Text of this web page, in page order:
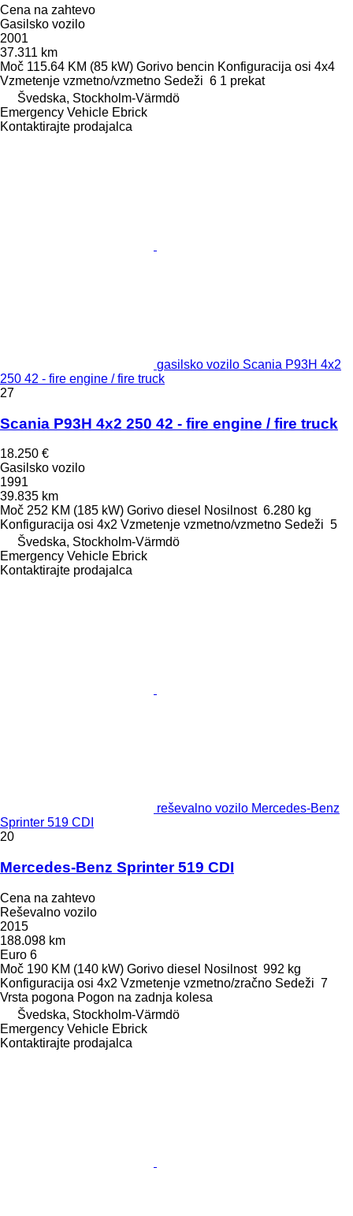
Cena na zahtevo
Gasilsko vozilo
2001
37.311 km
Moč 115.64 KM (85 kW) Gorivo bencin Konfiguracija osi 4x4
Vzmetenje vzmetno/vzmetno Sedeži 6 1 prekat
Švedska, Stockholm-Värmdö
Emergency Vehicle Ebrick
Kontaktirajte prodajalca
gasilsko vozilo Scania P93H 4x2
250 42 - fire engine / fire truck
27
Scania P93H 4x2 250 42 - fire engine / fire truck
18.250 €
Gasilsko vozilo
1991
39.835 km
Moč 252 KM (185 kW) Gorivo diesel Nosilnost 6.280 kg
Konfiguracija osi 4x2 Vzmetenje vzmetno/vzmetno Sedeži 5
Švedska, Stockholm-Värmdö
Emergency Vehicle Ebrick
Kontaktirajte prodajalca
reševalno vozilo Mercedes-Benz
Sprinter 519 CDI
20
Mercedes-Benz Sprinter 519 CDI
Cena na zahtevo
Reševalno vozilo
2015
188.098 km
Euro 6
Moč 190 KM (140 kW) Gorivo diesel Nosilnost 992 kg
Konfiguracija osi 4x2 Vzmetenje vzmetno/zračno Sedeži 7
Vrsta pogona Pogon na zadnja kolesa
Švedska, Stockholm-Värmdö
Emergency Vehicle Ebrick
Kontaktirajte prodajalca